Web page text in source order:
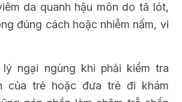
da quanh hậu môn do tã lót,
đúng cách hoặc nhiễm nấm, vi
ngại ngùng khi phải kiểm tra
của trẻ hoặc đưa trẻ đi khám